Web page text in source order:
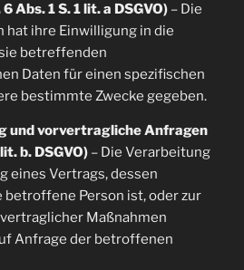
Abs. 1 S. 1 lit. a DSGVO)– Die
hat ihre Einwilligung in die
betreffenden
Daten für einen spezifischen
bestimmte Zwecke gegeben.
und vorvertragliche Anfragen
b. DSGVO)– Die Verarbeitung
eines Vertrags, dessen
Person ist, oder zur
Maßnahmen
Anfrage der betroffenen